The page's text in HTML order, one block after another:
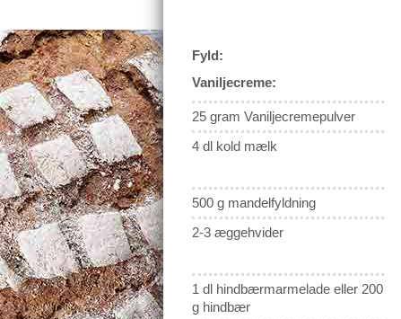
Fyld:
Vaniljecreme:
25 gram Vaniljecremepulver
4 dl kold mælk
500 g mandelfyldning
2-3 æggehvider
1 dl hindbærmarmelade eller 200
g hindbær